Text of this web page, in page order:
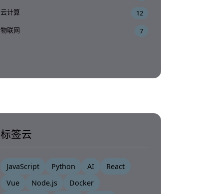
云计算
12
物联网
7
标签云
JavaScript Python AI
React
Vue
Node.js
Docker